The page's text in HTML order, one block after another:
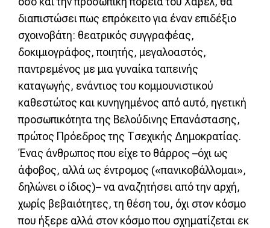
διαπιστώσει πως επρόκειτο για έναν επιδέξιο
σχοινοβάτη: θεατρικός συγγραφέας,
δοκιμιογράφος, ποιητής, μεγαλοαστός,
παντρεμένος με μια γυναίκα ταπεινής
καταγωγής, ενάντιος του κομμουνιστικού
καθεστώτος και κυνηγημένος από αυτό, ηγετική
προσωπικότητα της Βελούδινης Επανάστασης,
πρώτος Πρόεδρος της Τσεχικής Δημοκρατίας.
Ένας άνθρωπος που είχε το θάρρος –όχι ως
άφοβος, αλλά ως έντρομος («πανικοβάλλομαι»,
δηλώνει ο ίδιος)– να αναζητήσει από την αρχή,
χωρίς βεβαιότητες, τη θέση του, όχι στον κόσμο
που ήξερε αλλά στον κόσμο που σχηματίζεται εκ